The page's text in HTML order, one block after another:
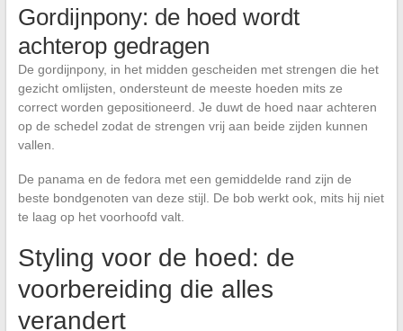
Gordijnpony: de hoed wordt
achterop gedragen
De gordijnpony, in het midden gescheiden met strengen die het
gezicht omlijsten, ondersteunt de meeste hoeden mits ze
correct worden gepositioneerd. Je duwt de hoed naar achteren
op de schedel zodat de strengen vrij aan beide zijden kunnen
vallen.
De panama en de fedora met een gemiddelde rand zijn de
beste bondgenoten van deze stijl. De bob werkt ook, mits hij niet
te laag op het voorhoofd valt.
Styling voor de hoed: de
voorbereiding die alles
verandert